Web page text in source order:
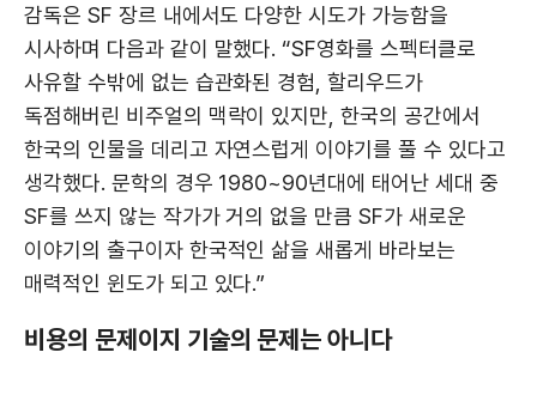
감독은 SF 장르 내에서도 다양한 시도가 가능함을
시사하며 다음과 같이 말했다. “SF영화를 스펙터클로
사유할 수밖에 없는 습관화된 경험, 할리우드가
독점해버린 비주얼의 맥락이 있지만, 한국의 공간에서
한국의 인물을 데리고 자연스럽게 이야기를 풀 수 있다고
생각했다. 문학의 경우 1980~90년대에 태어난 세대 중
SF를 쓰지 않는 작가가 거의 없을 만큼 SF가 새로운
이야기의 출구이자 한국적인 삶을 새롭게 바라보는
매력적인 윈도가 되고 있다.”
비용의 문제이지 기술의 문제는 아니다